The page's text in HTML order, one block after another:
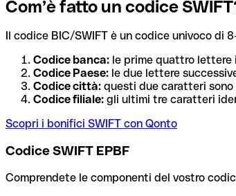
Com’è fatto un codice
Il codice BIC/SWIFT è un codice univoco
Codice banca: le prime quattro lettere
Codice Paese: le due lettere
Codice città: questi due caratteri sono
Codice filiale: gli ultimi tre caratteri
Scopri i bonifici SWIFT con Qonto
Codice SWIFT EPBF
Comprendete le componenti del vostro